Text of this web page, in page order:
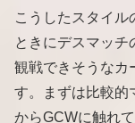
こうしたスタイル
ときにデスマッチ
観戦できそうなカ
す。まずは比較的
からGCWに触れ